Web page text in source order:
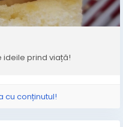
ideile prind viață!
cu conținutul!